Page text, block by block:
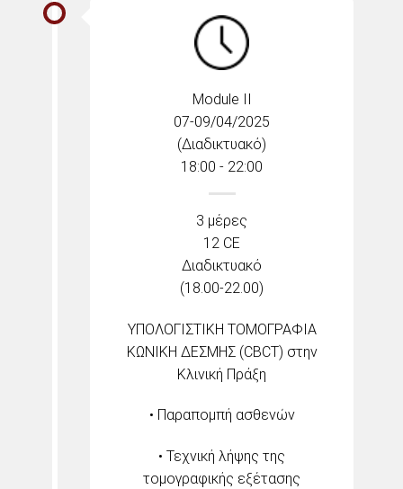
Module II
07-09/04/2025
(Διαδικτυακό)
18:00 - 22:00
3 μέρες
12 CE
Διαδικτυακό
(18.00-22.00)
ΥΠΟΛΟΓΙΣΤΙΚΗ ΤΟΜΟΓΡΑΦΙΑ
ΚΩΝΙΚΗ ΔΕΣΜΗΣ (CBCT) στην
Κλινική Πράξη
• Παραπομπή ασθενών
• Τεχνική λήψης της
τομογραφικής εξέτασης